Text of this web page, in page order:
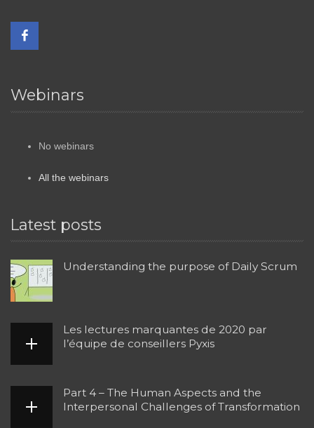
Webinars
No webinars
All the webinars
Latest posts
Understanding the purpose of Daily Scrum
Les lectures marquantes de 2020 par
l’équipe de conseillers Pyxis
Part 4 – The Human Aspects and the
Interpersonal Challenges of Transformation